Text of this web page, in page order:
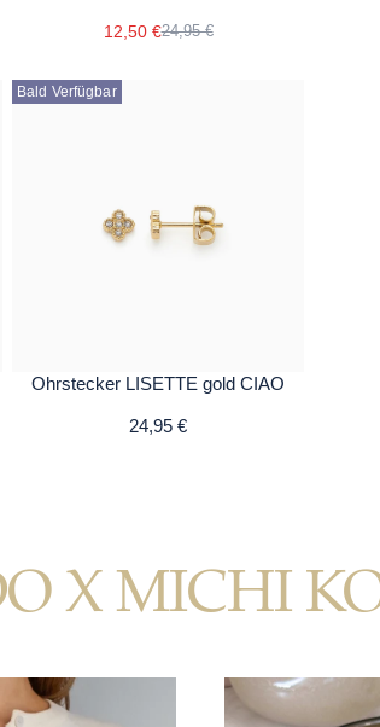
12,50 €24,95 €
Bald Verfügbar
Ohrstecker LISETTE gold CIAO
24,95 €
X MICHI